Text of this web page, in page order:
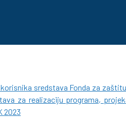
korisnika sredstava Fonda za
za realizaciju programa,
2023